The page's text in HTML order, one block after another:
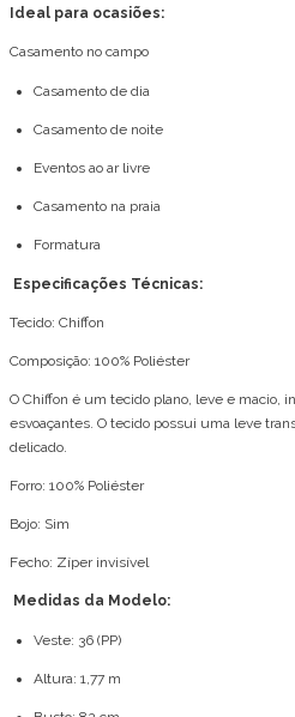
Ideal para ocasiões:
Casamento no campo
Casamento de dia
Casamento de noite
Eventos ao ar livre
Casamento na praia
Formatura
Especificações Técnicas:
Tecido: Chiffon
Composição: 100% Poliéster
O Chiffon é um tecido plano, leve e macio,
esvoaçantes. O tecido possui uma leve
delicado.
Forro: 100% Poliéster
Bojo: Sim
Fecho: Zíper invisível
Medidas da Modelo:
Veste: 36 (PP)
Altura: 1,77 m